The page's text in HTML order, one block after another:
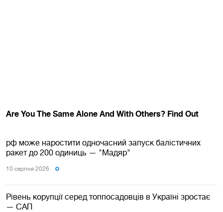
рф може наростити одночасний запуск балістичних
ракет до 200 одиниць — "Мадяр"
10 серпня 2026
Рівень корупції серед топпосадовців в Україні зростає
— САП